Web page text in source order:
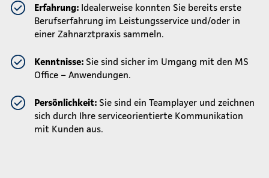
Erfahrung: Idealerweise konnten Sie bereits erste
Berufserfahrung im Leistungsservice und/oder in
einer Zahnarztpraxis sammeln.
Kenntnisse: Sie sind sicher im Umgang mit den MS
Office – Anwendungen.
Persönlichkeit: Sie sind ein Teamplayer und zeichnen
sich durch Ihre serviceorientierte Kommunikation
mit Kunden aus.